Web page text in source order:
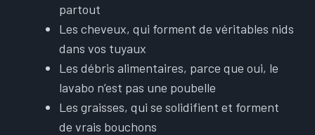
partout
Les cheveux, qui forment de véritables nids
dans vos tuyaux
Les débris alimentaires, parce que oui, le
lavabo n’est pas une poubelle
Les graisses, qui se solidifient et forment
de vrais bouchons